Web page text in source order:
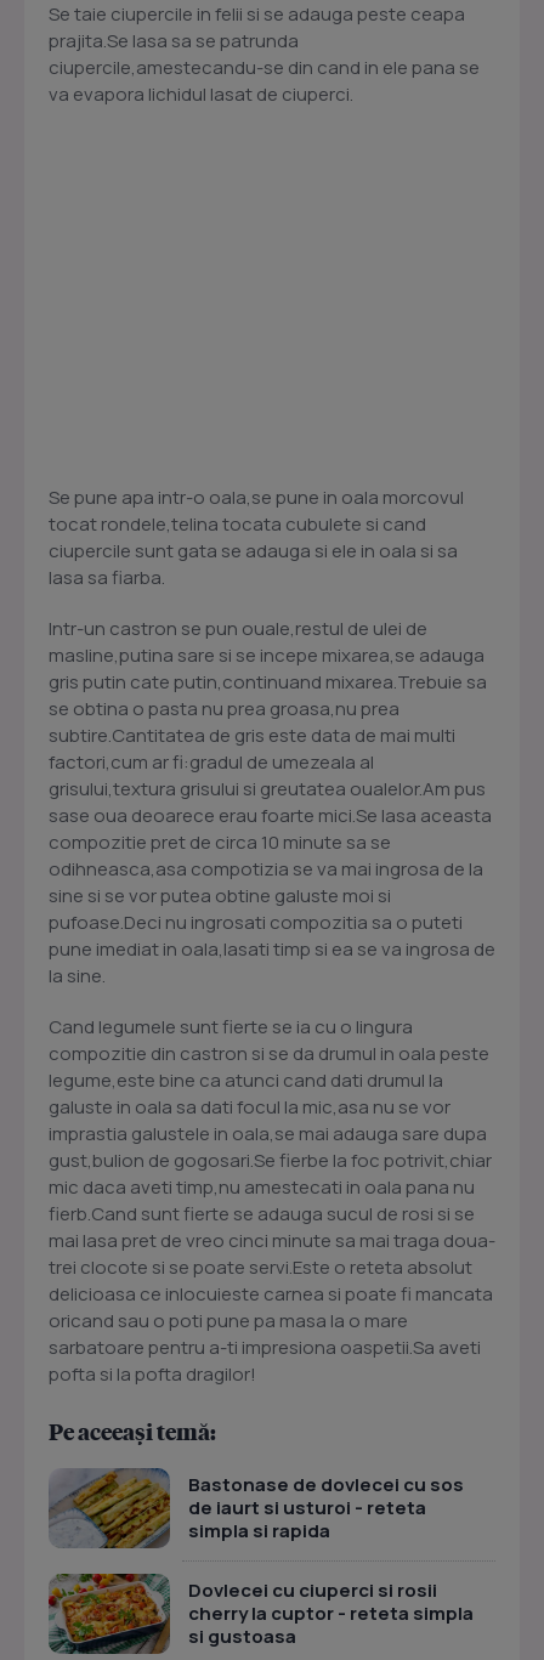
Se taie ciupercile in felii si se adauga peste ceapa
prajita.Se lasa sa se patrunda
ciupercile,amestecandu-se din cand in ele pana se
va evapora lichidul lasat de ciuperci.
Se pune apa intr-o oala,se pune in oala morcovul
tocat rondele,telina tocata cubulete si cand
ciupercile sunt gata se adauga si ele in oala si sa
lasa sa fiarba.
Intr-un castron se pun ouale,restul de ulei de
masline,putina sare si se incepe mixarea,se adauga
gris putin cate putin,continuand mixarea.Trebuie sa
se obtina o pasta nu prea groasa,nu prea
subtire.Cantitatea de gris este data de mai multi
factori,cum ar fi:gradul de umezeala al
grisului,textura grisului si greutatea oualelor.Am pus
sase oua deoarece erau foarte mici.Se lasa aceasta
compozitie pret de circa 10 minute sa se
odihneasca,asa compotizia se va mai ingrosa de la
sine si se vor putea obtine galuste moi si
pufoase.Deci nu ingrosati compozitia sa o puteti
pune imediat in oala,lasati timp si ea se va ingrosa de
la sine.
Cand legumele sunt fierte se ia cu o lingura
compozitie din castron si se da drumul in oala peste
legume,este bine ca atunci cand dati drumul la
galuste in oala sa dati focul la mic,asa nu se vor
imprastia galustele in oala,se mai adauga sare dupa
gust,bulion de gogosari.Se fierbe la foc potrivit,chiar
mic daca aveti timp,nu amestecati in oala pana nu
fierb.Cand sunt fierte se adauga sucul de rosi si se
mai lasa pret de vreo cinci minute sa mai traga doua-
trei clocote si se poate servi.Este o reteta absolut
delicioasa ce inlocuieste carnea si poate fi mancata
oricand sau o poti pune pa masa la o mare
sarbatoare pentru a-ti impresiona oaspetii.Sa aveti
pofta si la pofta dragilor!
Pe aceeași temă:
Bastonase de dovlecei cu sos
de iaurt si usturoi - reteta
simpla si rapida
Dovlecei cu ciuperci si rosii
cherry la cuptor - reteta simpla
si gustoasa